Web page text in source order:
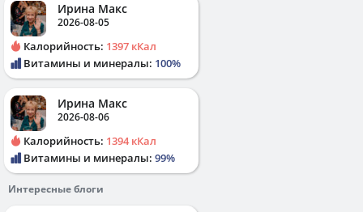
Ирина Макс
2026-08-05
Калорийность: 1397 кКал
Витамины и минералы: 100%
Ирина Макс
2026-08-06
Калорийность: 1394 кКал
Витамины и минералы: 99%
Интересные блоги